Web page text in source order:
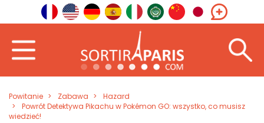
Powitanie Zabawa
Hazard
Powrót Detektywa Pikachu w Pokémon GO: wszystko, co musisz
wiedzieć!